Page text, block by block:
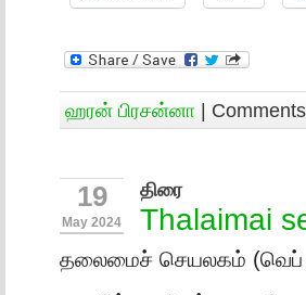
ஹரன் பிரசன்னா |
19
May 2024
திரை
Thalaimai
தலைமைச் செயலகம் (வெப்